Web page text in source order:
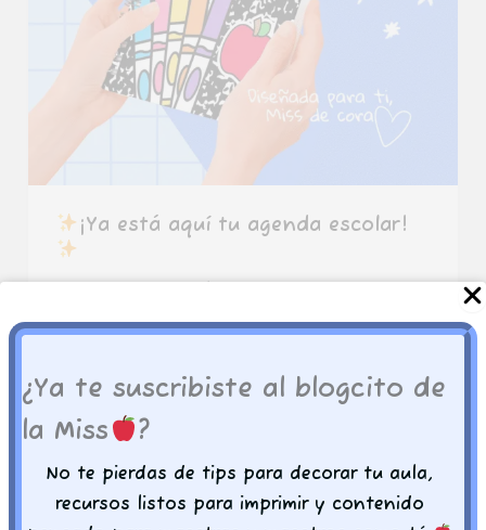
¿Ya te suscribiste al blogcito de
la Miss
?
No te pierdas de tips para decorar tu aula,
recursos listos para imprimir y contenido
¡Ya está aquí tu agenda escolar!
enamorar
Después de meses de
por fin
¡Ya
está
Leer entrada »
agenda digital , agenda editable ,
, agenda escolar en pdf ,
agenda